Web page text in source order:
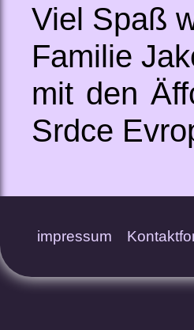
Viel Spaß
Familie
mit den
Srdce
impressum